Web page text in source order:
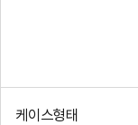
케이스형태